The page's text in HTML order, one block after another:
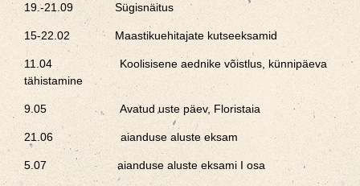
19.-21.09 Sügisnäitus
15-22.02 Maastikuehitajate kutseeksamid
11.04 Koolisisene aednike võistlus, künnipäeva
tähistamine
9.05 Avatud uste päev, Floristaia
21.06 aianduse aluste eksam
5.07 aianduse aluste eksami I osa